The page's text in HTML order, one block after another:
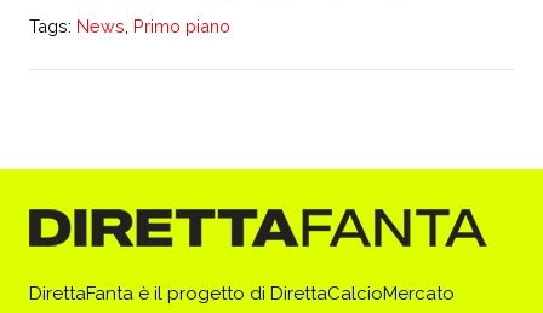
Tags: News Primo piano
DirettaFanta è il progetto di DirettaCalcioMercato